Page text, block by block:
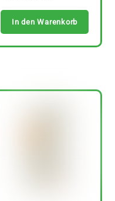
In den Warenkorb